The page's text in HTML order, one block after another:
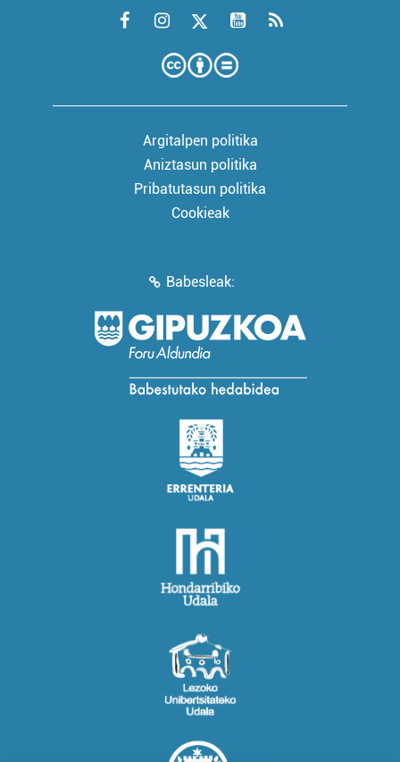
Argitalpen politika
Aniztasun politika
Pribatutasun politika
Cookieak
Babesleak: